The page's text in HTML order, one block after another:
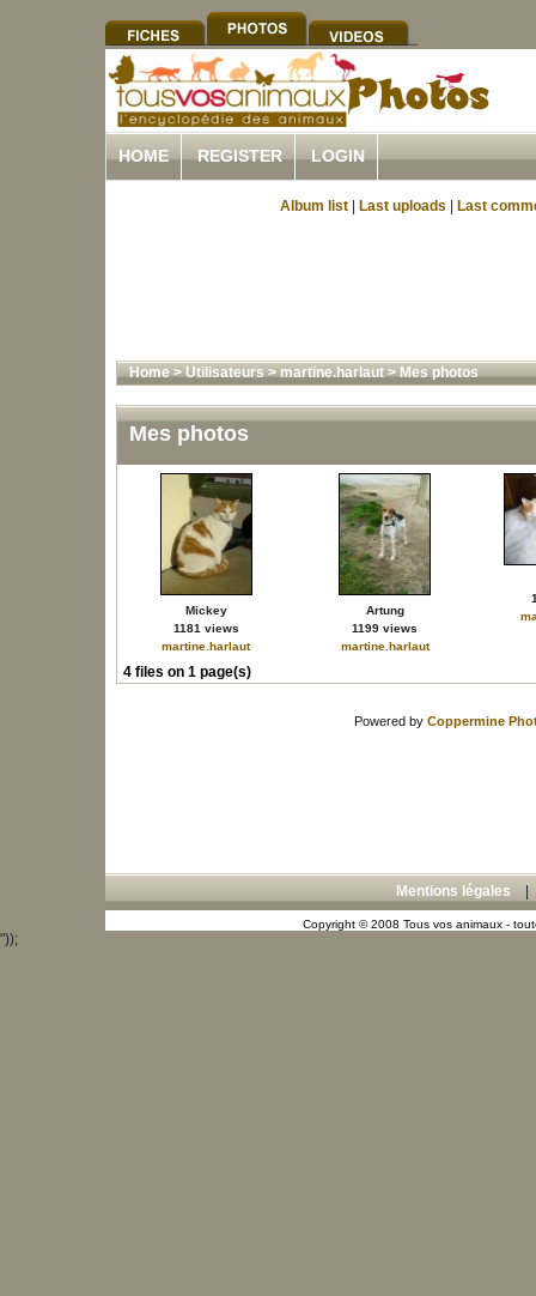
HOME REGISTER LOGIN
Album list Last uploads Last
Home>Utilisateurs>martine.harlaut>Mes photos
Mes photos
Mickey
1181 views
martine.harlaut
Artung
1199 views
martine.harlaut
4 files on 1 page(s)
Powered by Coppermine
Mentions légales
Copyright © 2008 Tous vos animaux -
"));